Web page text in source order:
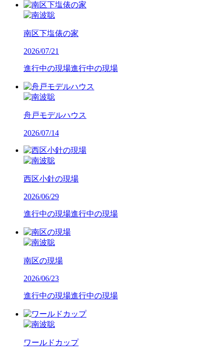
南区下塩俵の家
2026/07/21
進行中の現場進行中の現場
舟戸モデルハウス
2026/07/14
西区小針の現場
2026/06/29
進行中の現場進行中の現場
南区の現場
2026/06/23
進行中の現場進行中の現場
ワールドカップ